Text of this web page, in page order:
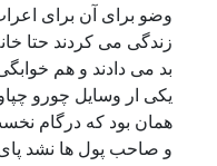
وضو برای آن برای
زندگی می کردند حتا
بد می دادند و هم
یکی ار وسایل چورو
همان بود که درگام
و صاحب پول ها نشد